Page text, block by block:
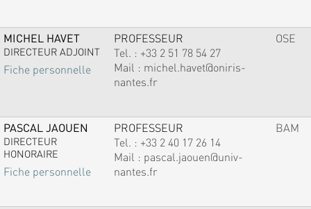
MICHEL HAVET
DIRECTEUR ADJOINT
Fiche personnelle
PROFESSEUR
Tel. : +33 2 51 78 54 27
Mail : michel.havet@oniris-
nantes.fr
OSE
PASCAL JAOUEN
DIRECTEUR
HONORAIRE
Fiche personnelle
PROFESSEUR
Tel. : +33 2 40 17 26 14
Mail : pascal.jaouen@univ-
nantes.fr
BAM